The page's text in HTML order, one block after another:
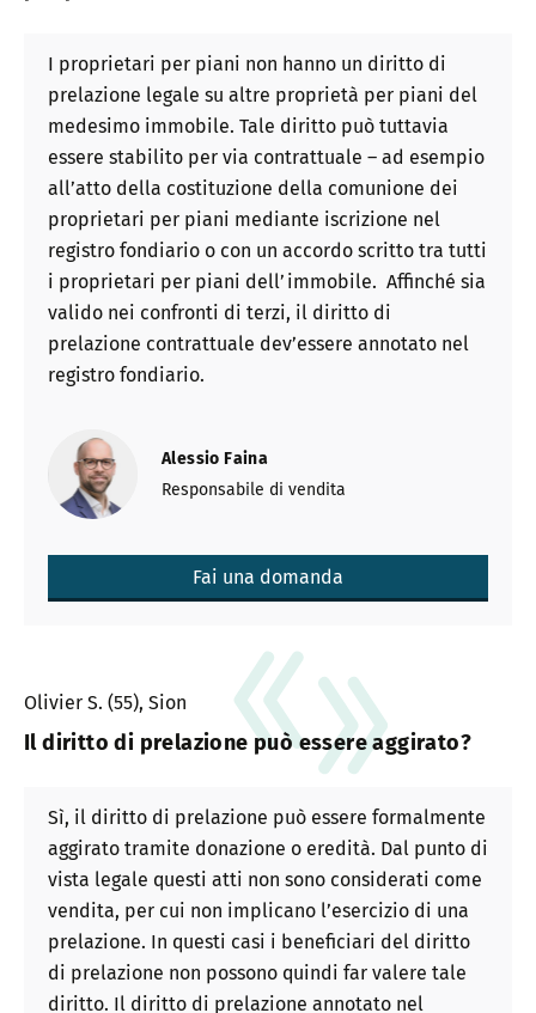
I proprietari per piani non hanno un diritto di
prelazione legale su altre proprietà per piani del
medesimo immobile. Tale diritto può tuttavia
essere stabilito per via contrattuale – ad esempio
all’atto della costituzione della comunione dei
proprietari per piani mediante iscrizione nel
registro fondiario o con un accordo scritto tra tutti
i proprietari per piani dell’immobile. Affinché sia
valido nei confronti di terzi, il diritto di
prelazione contrattuale dev’essere annotato nel
registro fondiario.
Alessio Faina
Responsabile di vendita
Fai una domanda
Olivier S. (55), Sion
Il diritto di prelazione può essere aggirato?
Sì, il diritto di prelazione può essere formalmente
aggirato tramite donazione o eredità. Dal punto di
vista legale questi atti non sono considerati come
vendita, per cui non implicano l’esercizio di una
prelazione. In questi casi i beneficiari del diritto
di prelazione non possono quindi far valere tale
diritto. Il diritto di prelazione annotato nel